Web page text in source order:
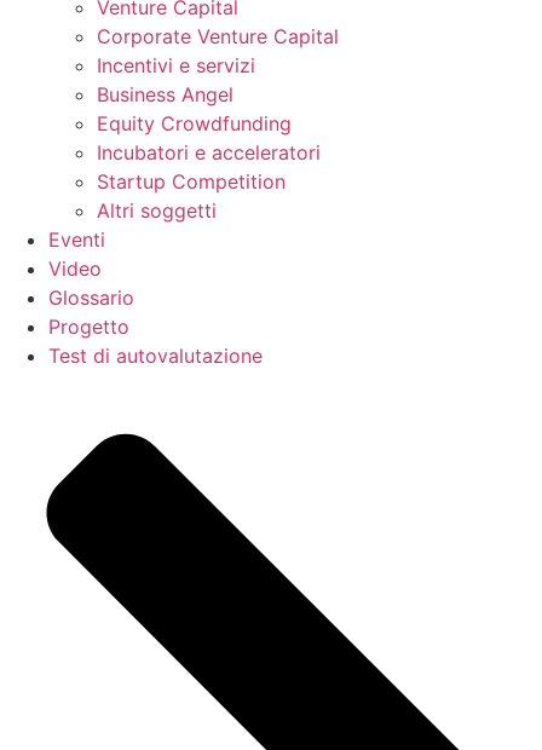
Venture Capital
Corporate Venture Capital
Incentivi e servizi
Business Angel
Equity Crowdfunding
Incubatori e acceleratori
Startup Competition
Altri soggetti
Eventi
Video
Glossario
Progetto
Test di autovalutazione